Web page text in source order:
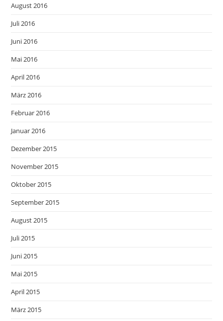
August 2016
Juli 2016
Juni 2016
Mai 2016
April 2016
März 2016
Februar 2016
Januar 2016
Dezember 2015
November 2015
Oktober 2015
September 2015
August 2015
Juli 2015
Juni 2015
Mai 2015
April 2015
März 2015